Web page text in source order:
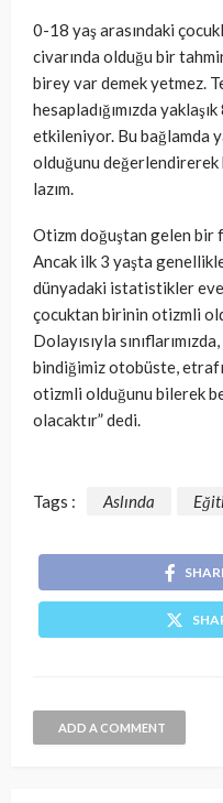
0-18 yaş arasındaki
civarında olduğu bir
birey var demek yetmez.
hesapladığımızda
etkileniyor. Bu bağlamda
olduğunu değerlendirerek
lazım.
Otizm doğuştan gelen bir
Ancak ilk 3 yaşta
dünyadaki istatistikler
çocuktan birinin otizmli
Dolayısıyla
bindiğimiz otobüste,
otizmli olduğunu bilerek
olacaktır” dedi.
Tags : Aslında
ADD A COMMENT